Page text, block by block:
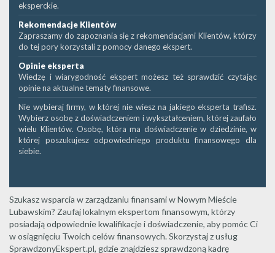
eksperckie.
Rekomendacje Klientów
Zapraszamy do zapoznania się z rekomendacjami Klientów, którzy
do tej pory korzystali z pomocy danego ekspert.
Opinie eksperta
Wiedzę i wiarygodność ekspert możesz też sprawdzić czytając
opinie na aktualne tematy finansowe.
Nie wybieraj firmy, w której nie wiesz na jakiego eksperta trafisz.
Wybierz osobę z doświadczeniem i wykształceniem, której zaufało
wielu Klientów. Osobę, która ma doświadczenie w dziedzinie, w
której poszukujesz odpowiedniego produktu finansowego dla
siebie.
Szukasz wsparcia w zarządzaniu finansami w Nowym Mieście
Lubawskim? Zaufaj lokalnym ekspertom finansowym, którzy
posiadają odpowiednie kwalifikacje i doświadczenie, aby pomóc Ci
w osiągnięciu Twoich celów finansowych. Skorzystaj z usług
SprawdzonyEkspert.pl, gdzie znajdziesz sprawdzoną kadrę